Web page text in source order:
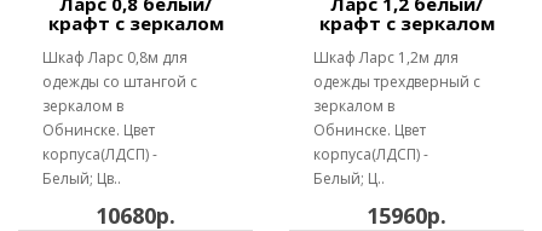
крафт с зеркалом
Шкаф Ларс 0,8м для
одежды со штангой с
зеркалом в
Обнинске. Цвет
корпуса(ЛДСП) -
Белый; Цв..
10680р.
крафт с зеркалом
Шкаф Ларс 1,2м для
одежды трехдверный с
зеркалом в
Обнинске. Цвет
корпуса(ЛДСП) -
Белый; Ц..
15960р.